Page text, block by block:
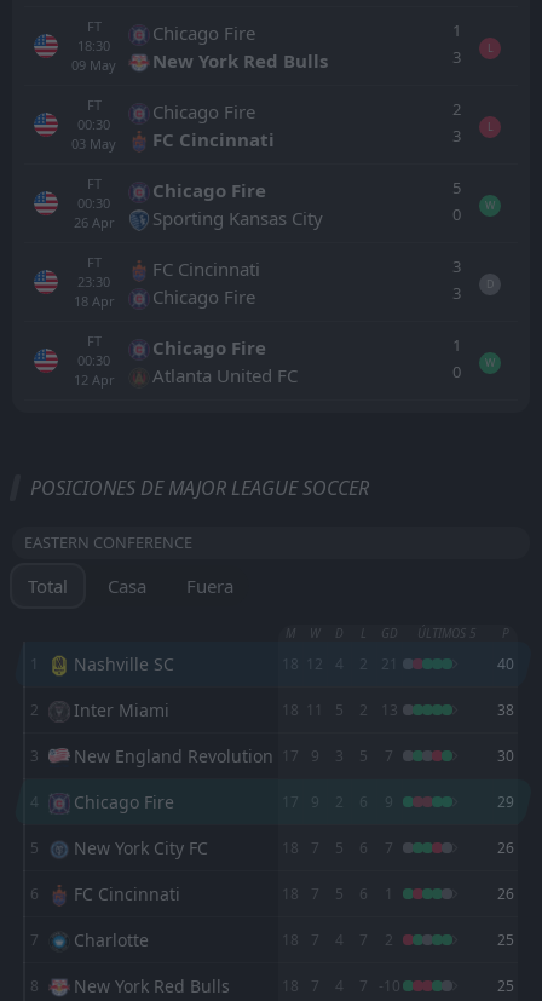
FT
18:30
09 May
Chicago Fire
New York Red Bulls
1
3
L
FT
00:30
03 May
Chicago Fire
FC Cincinnati
2
3
L
FT
00:30
26 Apr
Chicago Fire
Sporting Kansas City
5
0
W
FT
23:30
18 Apr
FC Cincinnati
Chicago Fire
3
3
D
FT
00:30
12 Apr
Chicago Fire
Atlanta United FC
1
0
W
19 Aug
Nashville SC
Nashville SC
Monterrey
Nashville SC
00:00
Nashville SC
00:30
Leon
FT
01 Aug
FT
Orlando City SC
POSICIONES DE MAJOR LEAGUE SOCCER
EASTERN CONFERENCE
Total Casa Fuera
M W D L GD ÚLTIMOS 5 P
1 Nashville SC 12 2 21 40
2 Inter Miami 18 11 5 2 13 38
3 New England Revolution 17 9 3 5 7 30
4 Chicago Fire 29
5 New York City FC 18 7 5 6 7 26
6 FC Cincinnati 18 7 5 6 1 26
7 Charlotte 18 7 4 7 2 25
8 New York Red Bulls 18 7 4 7 -10 25